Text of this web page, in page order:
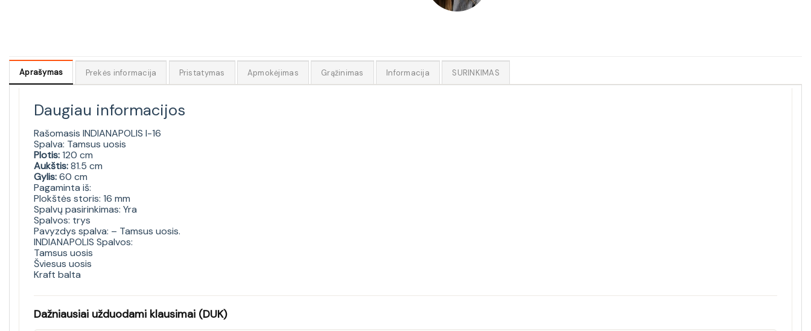
Aprašymas Prekės informacija Pristatymas Apmokėjimas Grąžinimas Informacija SURINKIMAS
Daugiau informacijos
Rašomasis INDIANAPOLIS I-16
Spalva: Tamsus uosis
Plotis:120 cm
Aukštis:81.5 cm
Gylis:60 cm
Pagaminta iš:
Plokštės storis: 16 mm
Spalvų pasirinkimas: Yra
Spalvos: trys
Pavyzdys spalva: – Tamsus uosis.
INDIANAPOLIS Spalvos:
Tamsus uosis
Šviesus uosis
Kraft balta
Dažniausiai užduodami klausimai (DUK)